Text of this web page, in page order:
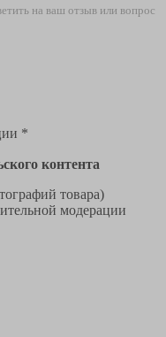
на ваш отзыв или вопрос
*
контента
товара)
модерации